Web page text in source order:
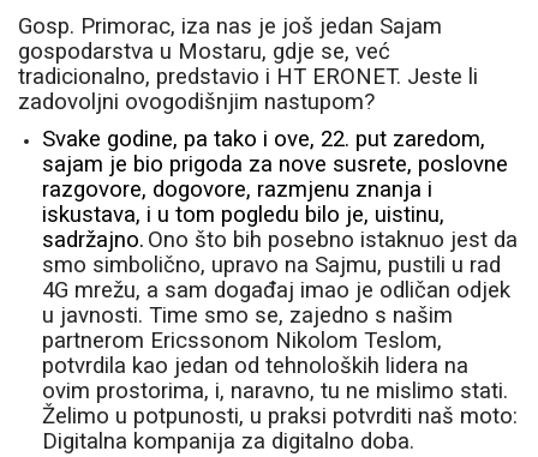
Gosp. Primorac, iza nas je još jedan Sajam
gospodarstva u Mostaru, gdje se, već
tradicionalno, predstavio i HT ERONET. Jeste li
zadovoljni ovogodišnjim nastupom?
Svake godine, pa tako i ove, 22. put zaredom,
sajam je bio prigoda za nove susrete, poslovne
razgovore, dogovore, razmjenu znanja i
iskustava, i u tom pogledu bilo je, uistinu,
sadržajno. Ono što bih posebno istaknuo jest da
smo simbolično, upravo na Sajmu, pustili u rad
4G mrežu, a sam događaj imao je odličan odjek
u javnosti. Time smo se, zajedno s našim
partnerom Ericssonom Nikolom Teslom,
potvrdila kao jedan od tehnoloških lidera na
ovim prostorima, i, naravno, tu ne mislimo stati.
Želimo u potpunosti, u praksi potvrditi naš moto:
Digitalna kompanija za digitalno doba.